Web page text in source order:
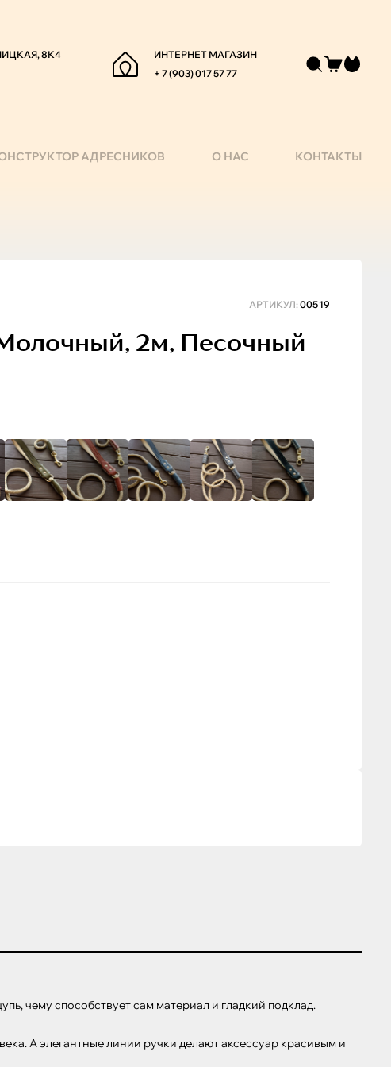
8К4
ИНТЕРНЕТ МАГАЗИН
+ 7 (903) 017 57 77
АДРЕСНИКОВ О НАС КОНТАКТЫ
АРТИКУЛ: 00519
2м, Песочный
чему способствует сам материал и гладкий подклад.
А элегантные линии ручки делают аксессуар красивым и